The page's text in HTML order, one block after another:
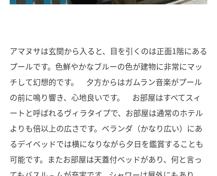
アマヌサは玄関から入ると、目を引くのは正面1階にある
プールです。色鮮やかなブルーの色が建物に非常にマッ
チして幻想的です。 夕方からはガムラン音楽がプール
の前に鳴り響き、心地良いです。 お部屋はすべてスィ
ートと呼ばれるヴィラタイプで、お部屋は通常のホテル
よりも倍以上の広さです。ベランダ（かなり広い）にあ
るデイベッドでは横になりながら夕日を鑑賞することも
可能です。またお部屋は天蓋付ベッドがあり、何と言っ